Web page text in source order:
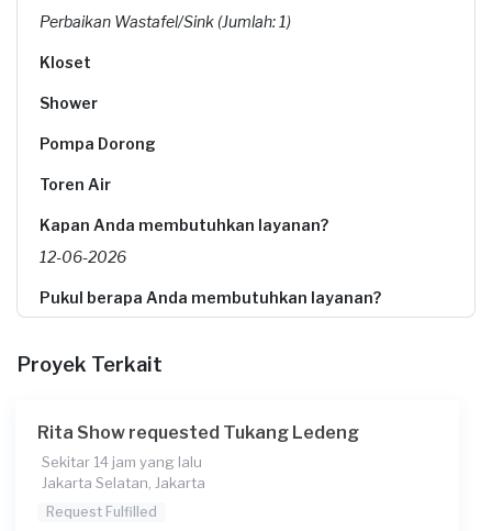
Perbaikan Wastafel/Sink (Jumlah: 1)
Kloset
Shower
Pompa Dorong
Toren Air
Kapan Anda membutuhkan layanan?
12-06-2026
Pukul berapa Anda membutuhkan layanan?
Berapa budget total untuk layanan ini?
Transaksi)
Proyek Terkait
Rita Show requested Tukang Ledeng
Sekitar 14 jam yang lalu
Jakarta Selatan, Jakarta
Request Fulfilled